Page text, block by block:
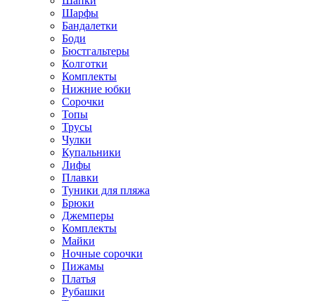
Шарфы
Бандалетки
Боди
Бюстгальтеры
Колготки
Комплекты
Нижние юбки
Сорочки
Топы
Трусы
Чулки
Купальники
Лифы
Плавки
Туники для пляжа
Брюки
Джемперы
Комплекты
Майки
Ночные сорочки
Пижамы
Платья
Рубашки